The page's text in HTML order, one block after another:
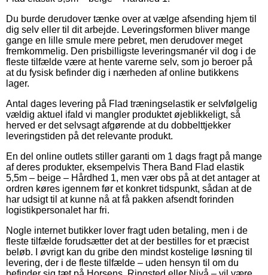
Du burde derudover tænke over at vælge afsending hjem til
dig selv eller til dit arbejde. Leveringsformen bliver mange
gange en lille smule mere pebret, men derudover meget
fremkommelig. Den prisbilligste leveringsmanér vil dog i de
fleste tilfælde være at hente varerne selv, som jo beroer på
at du fysisk befinder dig i nærheden af online butikkens
lager.
Antal dages levering på Flad træningselastik er selvfølgelig
vældig aktuel ifald vi mangler produktet øjeblikkeligt, så
herved er det selvsagt afgørende at du dobbelttjekker
leveringstiden på det relevante produkt.
En del online outlets stiller garanti om 1 dags fragt på mange
af deres produkter, eksempelvis Thera Band Flad elastik
5,5m – beige – Hårdhed 1, men vær obs på at det antager at
ordren køres igennem før et konkret tidspunkt, sådan at de
har udsigt til at kunne nå at få pakken afsendt forinden
logistikpersonalet har fri.
Nogle internet butikker lover fragt uden betaling, men i de
fleste tilfælde forudsætter det at der bestilles for et præcist
beløb. I øvrigt kan du gribe den mindst kostelige løsning til
levering, der i de fleste tilfælde – uden hensyn til om du